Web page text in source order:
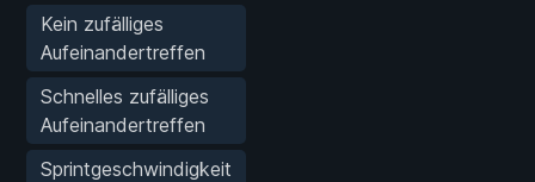
Kein zufälliges
Aufeinandertreffen
Schnelles zufälliges
Aufeinandertreffen
Sprintgeschwindigkeit